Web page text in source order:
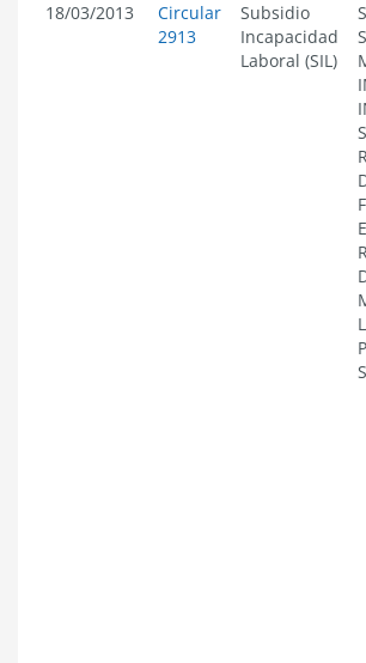
18/03/2013
Circular
2913
Subsidio
Incapacidad
Laboral (SIL)